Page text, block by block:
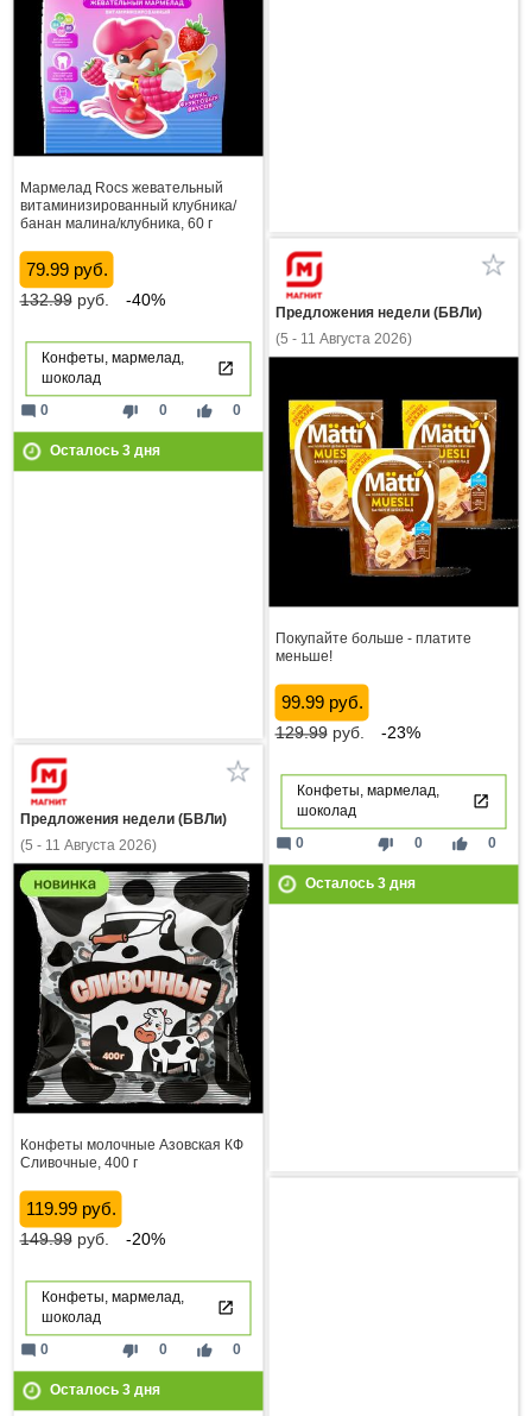
Мармелад Rocs жевательный
витаминизированный клубника/
банан малина/клубника, 60 г
79.99 руб.
132.99руб. -40%
Конфеты, мармелад,
шоколад
thumb_down 0 thumb_up 0
mode_comment 0
Осталось 3дня
Предложения недели (БВЛи)
(5 - 11 Августа 2026)
Покупайте больше - платите
меньше!
99.99 руб.
129.99руб. -23%
Конфеты, мармелад,
шоколад
thumb_down 0 thumb_up 0
mode_comment 0
Осталось 3дня
Предложения недели (БВЛи)
(5 - 11 Августа 2026)
Конфеты молочные Азовская КФ
Сливочные, 400 г
119.99 руб.
149.99руб. -20%
Конфеты, мармелад,
шоколад
thumb_down 0 thumb_up 0
mode_comment 0
Осталось 3дня